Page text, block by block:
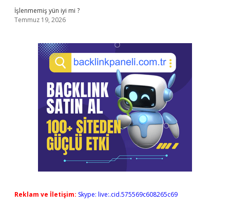
İşlenmemiş yün iyi mi ?
Temmuz 19, 2026
Reklam ve İletişim: Skype: live:.cid.575569c608265c69